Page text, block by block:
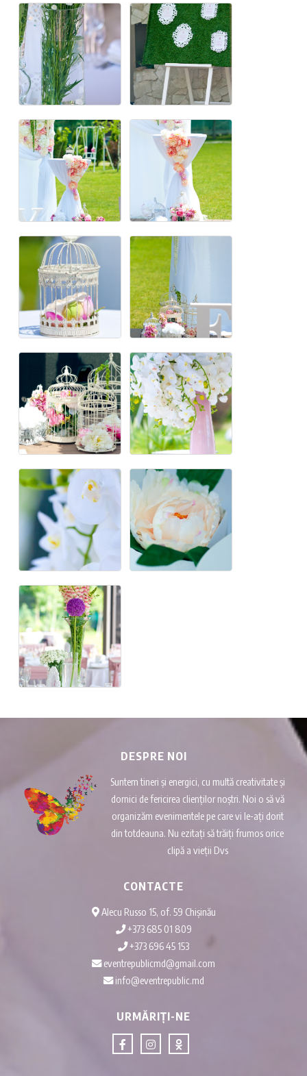
DESPRE NOI
Suntem tineri și energici, cu multă creativitate și
dornici de fericirea clienților noștri. Noi o să vă
organizăm evenimentele pe care vi le-ați dorit
din totdeauna. Nu ezitați să trăiți frumos orice
clipă a vieții Dvs
CONTACTE
Alecu Russo 15, of. 59 Chișinău
+373 685 01 809
+373 696 45 153
eventrepublicmd@gmail.com
info@eventrepublic.md
URMĂRIȚI-NE